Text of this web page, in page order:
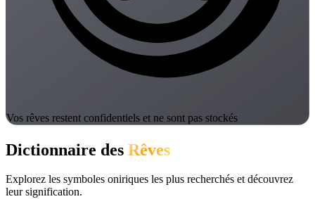
Vos rêves restent confidentiels et ne sont pas stockés
Dictionnaire des Rêves
Explorez les symboles oniriques les plus recherchés et découvrez
leur signification.